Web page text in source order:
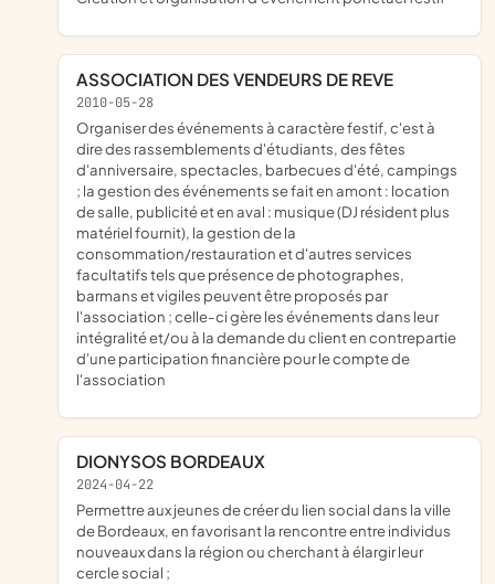
ASSOCIATION DES VENDEURS DE REVE
2010-05-28
organiser des événements à caractère festif, c'est à
dire des rassemblements d'étudiants, des fêtes
d'anniversaire, spectacles, barbecues d'été, campings
; la gestion des événements se fait en amont : location
de salle, publicité et en aval : musique (DJ résident plus
matériel fournit), la gestion de la
consommation/restauration et d'autres services
facultatifs tels que présence de photographes,
barmans et vigiles peuvent être proposés par
l'association ; celle-ci gère les événements dans leur
intégralité et/ou à la demande du client en contrepartie
d'une participation financière pour le compte de
l'association
DIONYSOS BORDEAUX
2024-04-22
permettre aux jeunes de créer du lien social dans la ville
de Bordeaux, en favorisant la rencontre entre individus
nouveaux dans la région ou cherchant à élargir leur
cercle social ;